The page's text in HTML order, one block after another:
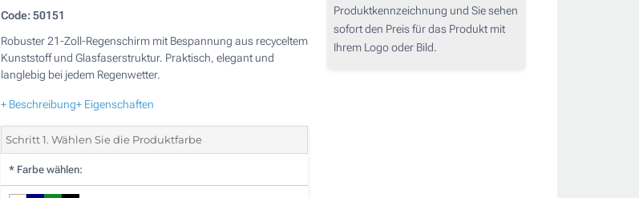
Code:50151
Robuster 21-Zoll-Regenschirm mit Bespannung aus recyceltem
Kunststoff und Glasfaserstruktur. Praktisch, elegant und
langlebig bei jedem Regenwetter.
+ Beschreibung+ Eigenschaften
Schritt 1. Wählen Sie die Produktfarbe
* Farbe wählen:
Produktkennzeichnung und Sie sehen
sofort den Preis für das Produkt mit
Ihrem Logo oder Bild.